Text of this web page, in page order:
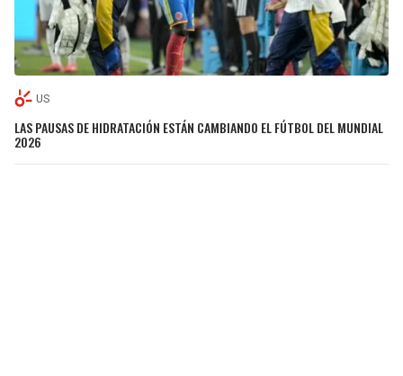
US
LAS PAUSAS DE HIDRATACIÓN ESTÁN CAMBIANDO EL FÚTBOL DEL MUNDIAL
2026